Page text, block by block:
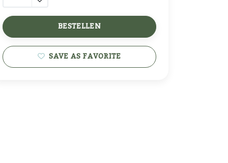
BESTELLEN
SAVE AS FAVORITE